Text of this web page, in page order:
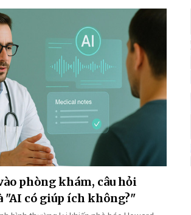
phòng khám, câu hỏi
"AI có giúp ích không?"